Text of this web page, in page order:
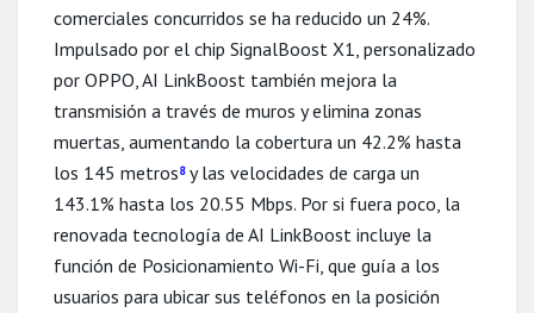
comerciales concurridos se ha reducido un 24%.
Impulsado por el chip SignalBoost X1, personalizado
por OPPO, AI LinkBoost también mejora la
transmisión a través de muros y elimina zonas
muertas, aumentando la cobertura un 42.2% hasta
los 145 metros8y las velocidades de carga un
143.1% hasta los 20.55 Mbps. Por si fuera poco, la
renovada tecnología de AI LinkBoost incluye la
función de Posicionamiento Wi-Fi, que guía a los
usuarios para ubicar sus teléfonos en la posición